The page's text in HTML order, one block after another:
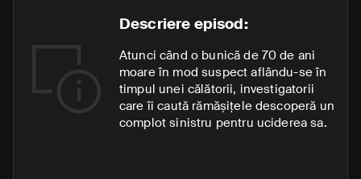
Descriere episod:
Atunci când o bunică de 70 de ani
moare în mod suspect aflându-se în
timpul unei călătorii, investigatorii
care îi caută rămășițele descoperă un
complot sinistru pentru uciderea sa.